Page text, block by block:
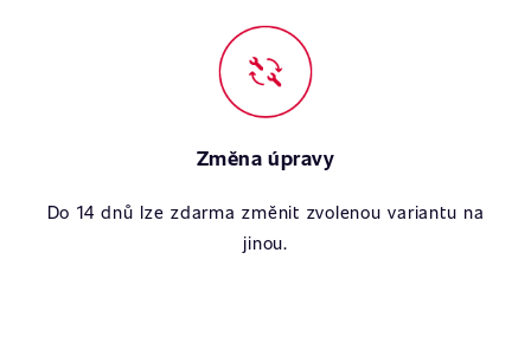
Změna úpravy
Do 14 dnů lze zdarma změnit zvolenou variantu na
jinou.